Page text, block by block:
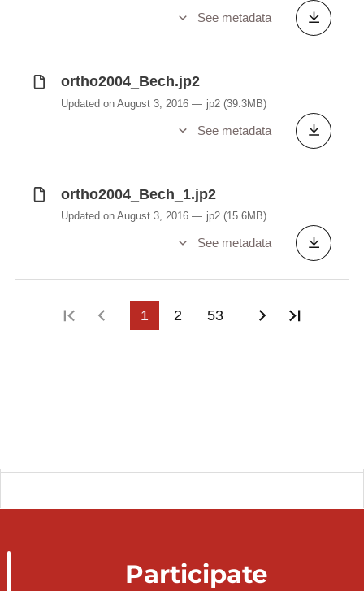
See metadata
ortho2004_Bech.jp2
Updated on August 3, 2016 jp2 (39.3MB)
See metadata
ortho2004_Bech_1.jp2
Updated on August 3, 2016 jp2 (15.6MB)
See metadata
First pagePrevious page
1 2 53 Next page
Participate